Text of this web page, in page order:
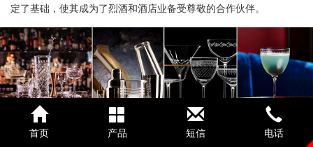
定了基础，使其成为了烈酒和酒店业备受尊敬的合作伙伴。
首页 产品 短信 电话